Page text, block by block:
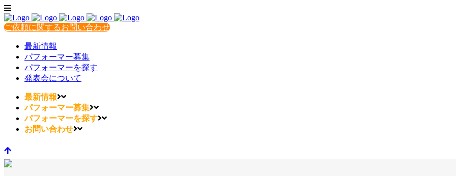
ご依頼に関するお問い合わせ
最新情報
パフォーマー募集
パフォーマーを探す
発表会について
最新情報
パフォーマー募集
パフォーマーを探す
お問い合わせ